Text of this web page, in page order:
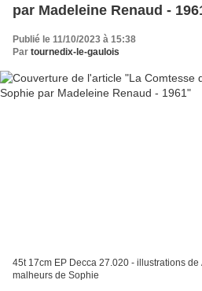
par Madeleine Renaud -
Publié le 11/10/2023 à 15:38
Par tournedix-le-gaulois
45t 17cm EP Decca 27.020 - illustrations
malheurs de Sophie